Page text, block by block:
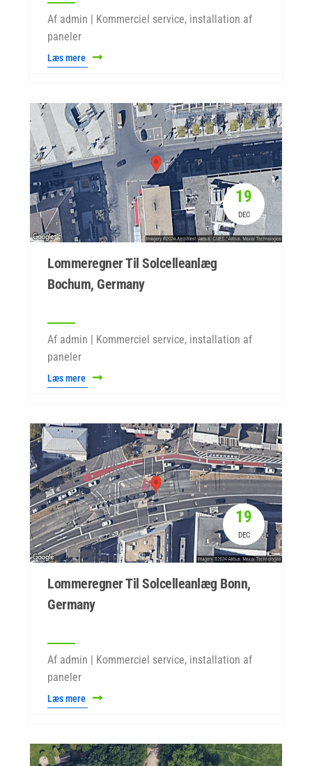
Af admin | Kommerciel service, installation af
paneler
Læs mere
19
DEC
Lommeregner Til Solcelleanlæg
Bochum, Germany
Af admin | Kommerciel service, installation af
paneler
Læs mere
19
DEC
Lommeregner Til Solcelleanlæg Bonn,
Germany
Af admin | Kommerciel service, installation af
paneler
Læs mere